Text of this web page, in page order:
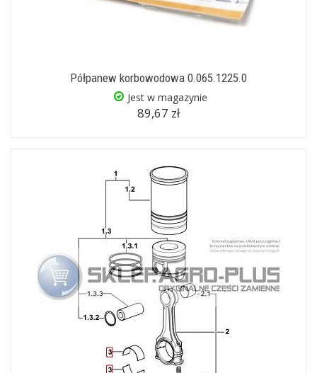
Półpanew korbowodowa 0.065.1225.0
Jest w magazynie
89,67 zł